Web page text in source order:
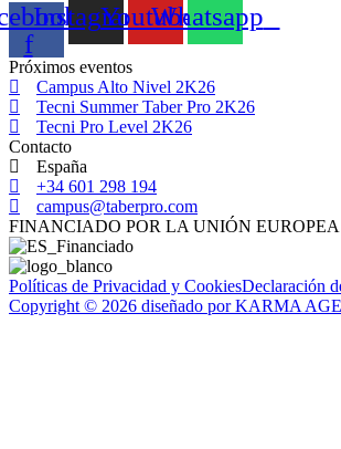
f
InstagramYoutubeWhatsapp
Próximos eventos
Campus Alto Nivel 2K26
Tecni Summer Taber Pro 2K26
Tecni Pro Level 2K26
Contacto
España
+34 601 298 194
campus@taberpro.com
FINANCIADO POR LA UNIÓN
Políticas de Privacidad y CookiesDeclaración
Copyright © 2026 diseñado por KARMA